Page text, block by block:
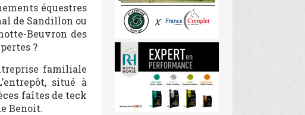
équestres
de Sandillon ou
Beuvron des
?
familiale
situé à
faîtes de teck
Benoit.